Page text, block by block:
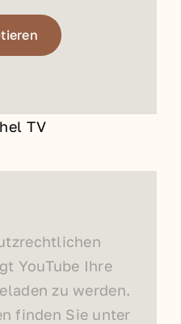
TV
YouTube Ihre
zu werden.
finden Sie unter